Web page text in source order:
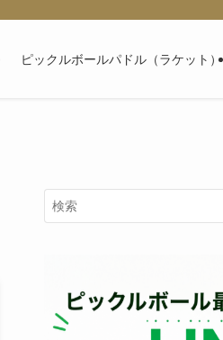
ピックルボールパドル（ラケット）